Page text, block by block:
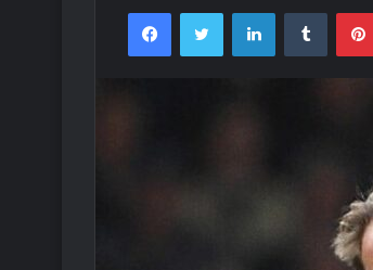
FacebookTwitter LinkedInTumblr